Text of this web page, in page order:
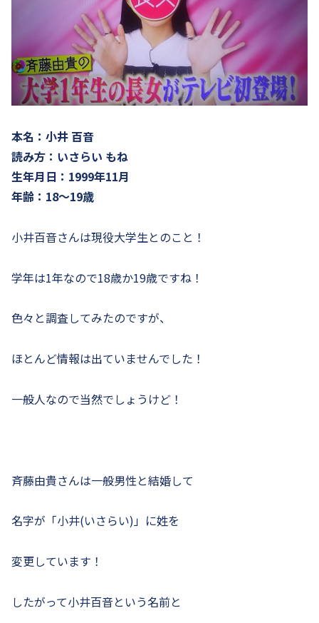
本名：小井 百音
読み方：いさらい もね
生年月日：1999年11月
年齢：18～19歳
小井百音さんは現役大学生とのこと！
学年は1年なので18歳か19歳ですね！
色々と調査してみたのですが、
ほとんど情報は出ていませんでした！
一般人なので当然でしょうけど！
斉藤由貴さんは一般男性と結婚して
名字が「小井(いさらい)」に姓を
変更しています！
したがって小井百音という名前と